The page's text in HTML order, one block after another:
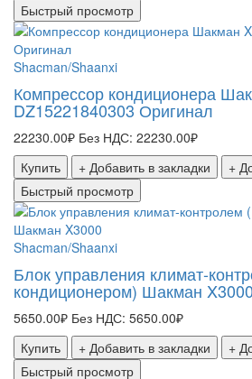
Быстрый просмотр
Shacman/Shaanxi
Компрессор кондиционера
DZ15221840303 Оригинал
22230.00₽ Без НДС: 22230.00₽
Купить
+ Добавить в закладки
+
Быстрый просмотр
Shacman/Shaanxi
Блок управления
кондиционером) Шакман X3000
5650.00₽ Без НДС: 5650.00₽
Купить
+ Добавить в закладки
+
Быстрый просмотр